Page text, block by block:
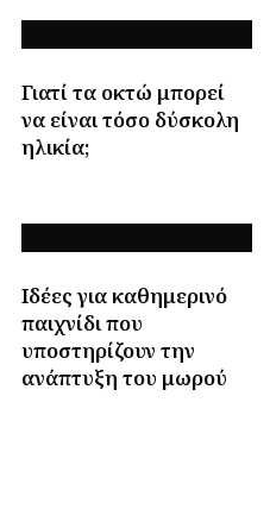
Γιατί τα οκτώ μπορεί
να είναι τόσο δύσκολη
ηλικία;
Ιδέες για καθημερινό
παιχνίδι που
υποστηρίζουν την
ανάπτυξη του μωρού